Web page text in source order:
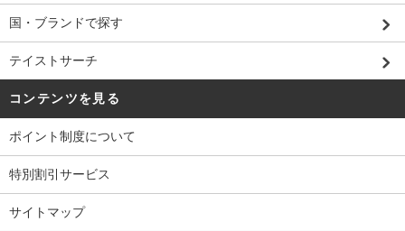
国・ブランドで探す
テイストサーチ
コンテンツを見る
ポイント制度について
特別割引サービス
サイトマップ